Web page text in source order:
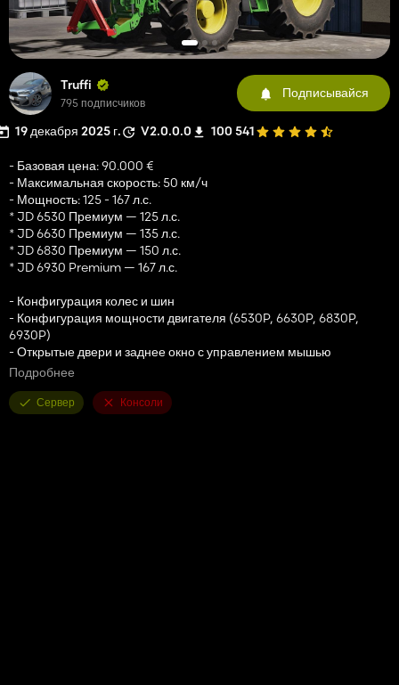
Truffi
795 подписчиков
Подписывайся
19 декабря 2025 г. V2.0.0.0 100 541
- Базовая цена: 90.000 €
- Максимальная скорость: 50 км/ч
- Мощность: 125 - 167 л.с.
* JD 6530 Премиум — 125 л.с.
* JD 6630 Премиум — 135 л.с.
* JD 6830 Премиум — 150 л.с.
* JD 6930 Premium — 167 л.с.
- Конфигурация колес и шин
- Конфигурация мощности двигателя (6530P, 6630P, 6830P,
6930P)
- Открытые двери и заднее окно с управлением мышью
- Конфигурация передних рабочих фар
- Конфигурация передней гидравлики или весов
- Конфигурация передних крыльев
Подробнее
Сервер Консоли